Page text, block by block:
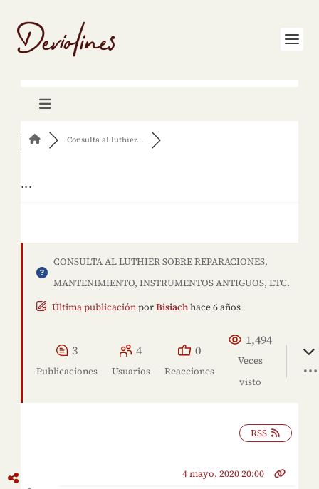
Consulta al luthier...
...
CONSULTA AL LUTHIER SOBRE REPARACIONES,
MANTENIMIENTO, INSTRUMENTOS ANTIGUOS, ETC.
Última publicaciónporBisiachhace 6 años
3
Publicaciones
4
Usuarios
0
Reacciones
1,494
Veces
visto
RSS
4 mayo, 2020 20:00